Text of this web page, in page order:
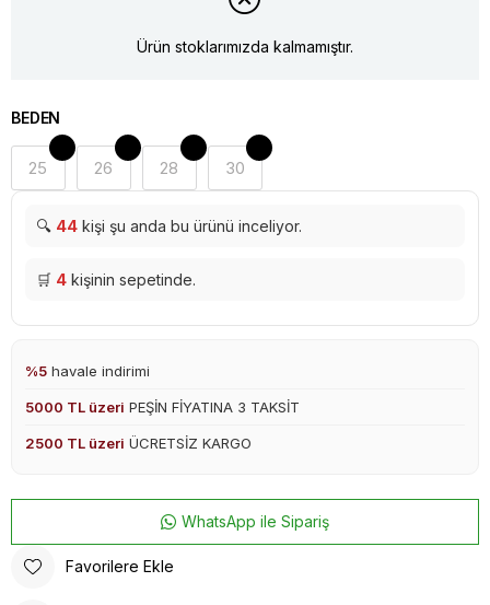
Ürün stoklarımızda kalmamıştır.
BEDEN
25 26 28 30
🔍 44 kişi şu anda bu ürünü inceliyor.
🛒 4 kişinin sepetinde.
%5 havale indirimi
5000 TL üzeri PEŞİN FİYATINA 3 TAKSİT
2500 TL üzeri ÜCRETSİZ KARGO
WhatsApp ile Sipariş
Favorilere Ekle